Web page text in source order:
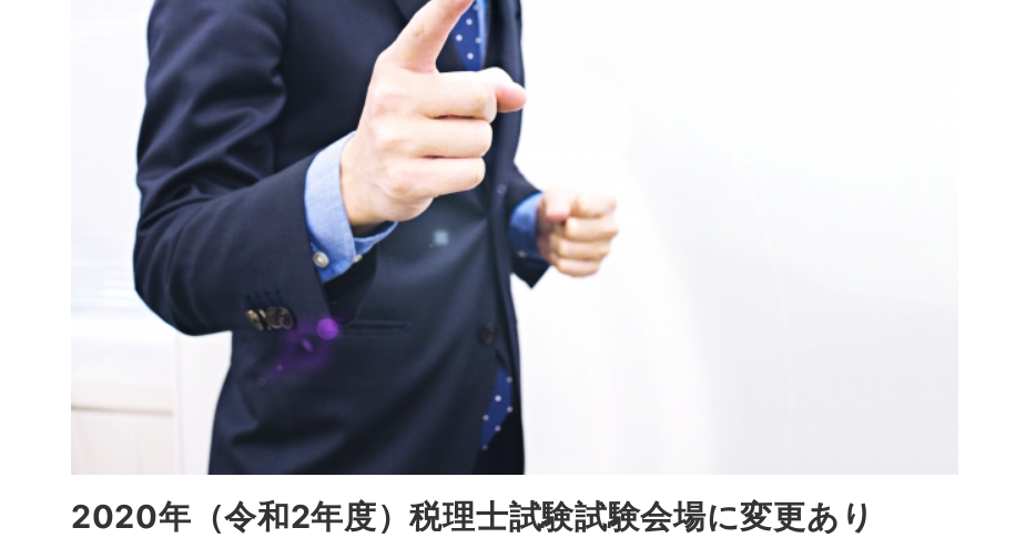
2020年（令和2年度）税理士試験試験会場に変更あり